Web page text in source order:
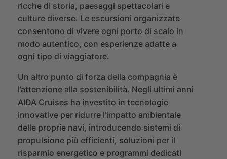
ricche di storia, paesaggi spettacolari e
culture diverse. Le escursioni organizzate
consentono di vivere ogni porto di scalo in
modo autentico, con esperienze adatte a
ogni tipo di viaggiatore.
Un altro punto di forza della compagnia è
l’attenzione alla sostenibilità. Negli ultimi anni
AIDA Cruises ha investito in tecnologie
innovative per ridurre l’impatto ambientale
delle proprie navi, introducendo sistemi di
propulsione più efficienti, soluzioni per il
risparmio energetico e programmi dedicati